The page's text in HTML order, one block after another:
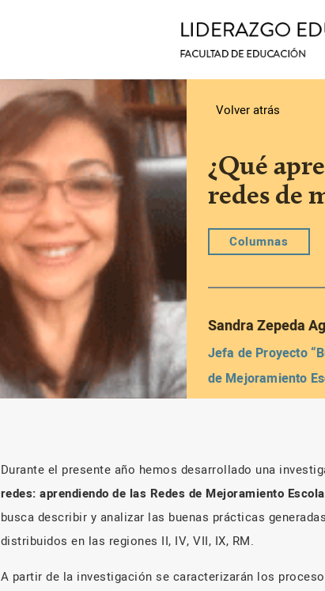
Volver atrás
¿Qué
redes de
Columnas
Sandra Zepeda
Jefa de Proyecto
de Mejoramiento
Durante el presente año hemos desarrollado una
redes: aprendiendo de las Redes de Mejoramiento
busca describir y analizar las buenas prácticas
distribuidos en las regiones II, IV, VII, IX, RM.
A partir de la investigación se caracterizarán los